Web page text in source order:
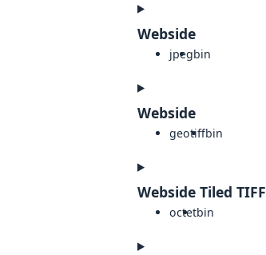
Webside
jpegbin
Webside
geotiffbin
Webside Tiled TIFF
octetbin